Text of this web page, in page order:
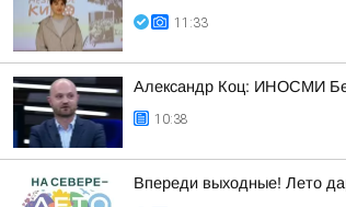
11:33
Александр Коц: ИНОСМИ
10:38
Впереди выходные! Лето